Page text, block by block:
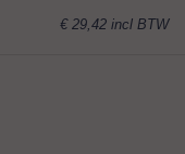
€ 29,42 incl BTW